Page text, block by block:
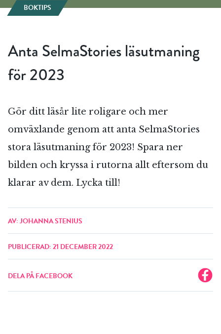
BOKTIPS
Anta SelmaStories läsutmaning
för 2023
Gör ditt läsår lite roligare och mer
omväxlande genom att anta SelmaStories
stora läsutmaning för 2023! Spara ner
bilden och kryssa i rutorna allt eftersom du
klarar av dem. Lycka till!
AV: JOHANNA STENIUS
PUBLICERAD: 21 DECEMBER 2022
DELA PÅ FACEBOOK